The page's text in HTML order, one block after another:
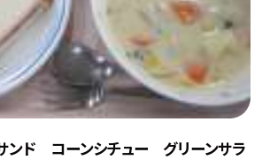
ド コーンシチュー グリーンサラ